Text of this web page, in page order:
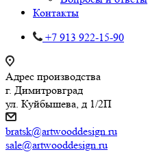
Контакты
+7 913 922-15-90
Адрес производства
г. Димитровград
ул. Куйбышева, д 1/2П
bratsk@artwooddesign.ru
sale@artwooddesign.ru